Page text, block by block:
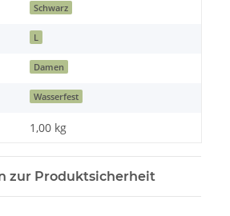
Schwarz
L
Damen
Wasserfest
1,00 kg
zur Produktsicherheit